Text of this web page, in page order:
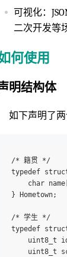
可视化：
二次开发等
何使用
明结构体
如下声明了
/* 籍贯 */
typedef
char
} Hometown;
/* 学生 */
typedef
uint8_t
uint8_t